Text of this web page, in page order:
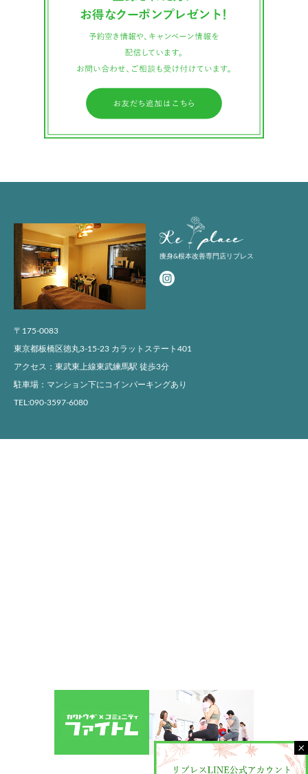
痩身&根本改善専門店リプレス
〒175-0083
東京都板橋区徳丸3-15-23 カラットステート401
アクセス：東武東上線東武練馬駅 徒歩3分
駐車場：マンション下にコインパーキングあり
TEL:090-3597-6080